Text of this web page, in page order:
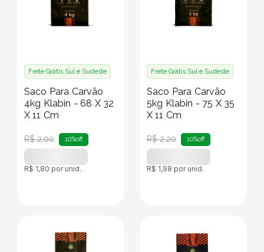
Frete Grátis Sul e Sudeste
Saco Para Carvão
4kg Klabin - 68 X 32
X 11 Cm
R$ 2,00 10%off
R$ 1,80 por unid.
Frete Grátis Sul e Sudeste
Saco Para Carvão
5kg Klabin - 75 X 35
X 11 Cm
R$ 2,20 10%off
R$ 1,98 por unid.